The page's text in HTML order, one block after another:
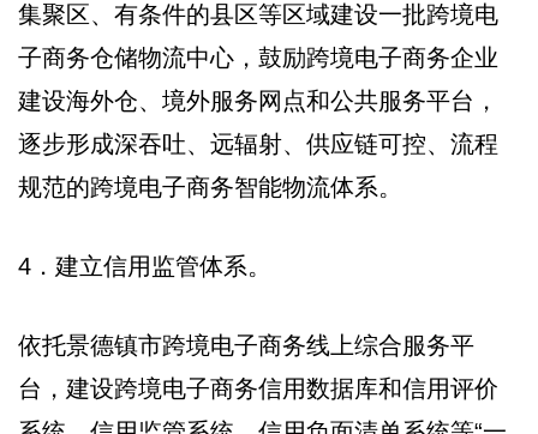
集聚区、有条件的县区等区域建设一批跨境电
子商务仓储物流中心，鼓励跨境电子商务企业
建设海外仓、境外服务网点和公共服务平台，
逐步形成深吞吐、远辐射、供应链可控、流程
规范的跨境电子商务智能物流体系。
4．建立信用监管体系。
依托景德镇市跨境电子商务线上综合服务平
台，建设跨境电子商务信用数据库和信用评价